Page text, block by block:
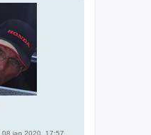
08 jan 2020, 17:57